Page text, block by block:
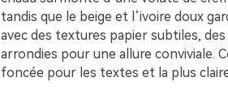
tandis que le beige et l’ivoire doux
avec des textures papier subtiles,
arrondies pour une allure conviviale.
foncée pour les textes et la plus